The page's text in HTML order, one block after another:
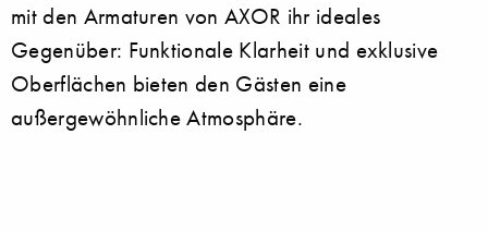
mit den Armaturen von AXOR ihr ideales
Gegenüber: Funktionale Klarheit und exklusive
Oberflächen bieten den Gästen eine
außergewöhnliche Atmosphäre.